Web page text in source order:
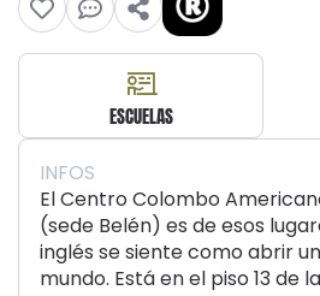
ESCUELAS
INFOS
El Centro Colombo
(sede Belén) es de esos
inglés se siente como abrir
mundo. Está en el piso 13 de